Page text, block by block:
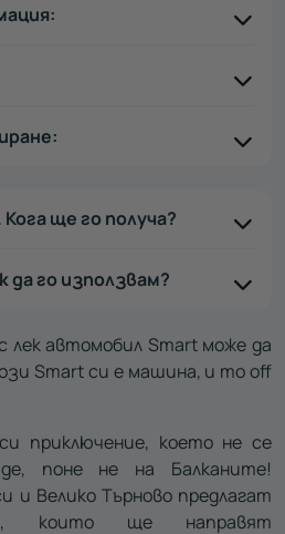
ще го получа?
да го използвам?
лек автомобил Smart може да
Smart си е машина, и то off
приключение, което не се
поне не на Балканите!
и Велико Търново предлагат
които ще направят